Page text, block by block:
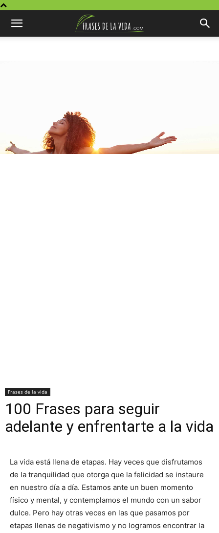
Frases de la vida
100 Frases para seguir
adelante y enfrentarte a la vida
La vida está llena de etapas. Hay veces que disfrutamos
de la tranquilidad que otorga que la felicidad se instaure
en nuestro día a día. Estamos ante un buen momento
físico y mental, y contemplamos el mundo con un sabor
dulce. Pero hay otras veces en las que pasamos por
etapas llenas de negativismo y no logramos encontrar la